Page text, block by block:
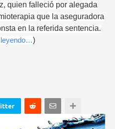
quien falleció por alegada
que la aseguradora
en la referida sentencia.
leyendo…)